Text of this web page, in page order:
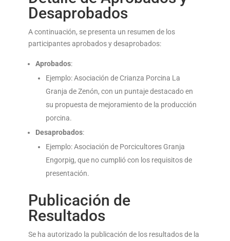
Desaprobados
A continuación, se presenta un resumen de los
participantes aprobados y desaprobados:
Aprobados:
Ejemplo: Asociación de Crianza Porcina La
Granja de Zenón, con un puntaje destacado en
su propuesta de mejoramiento de la producción
porcina.
Desaprobados:
Ejemplo: Asociación de Porcicultores Granja
Engorpig, que no cumplió con los requisitos de
presentación.
Publicación de
Resultados
Se ha autorizado la publicación de los resultados de la